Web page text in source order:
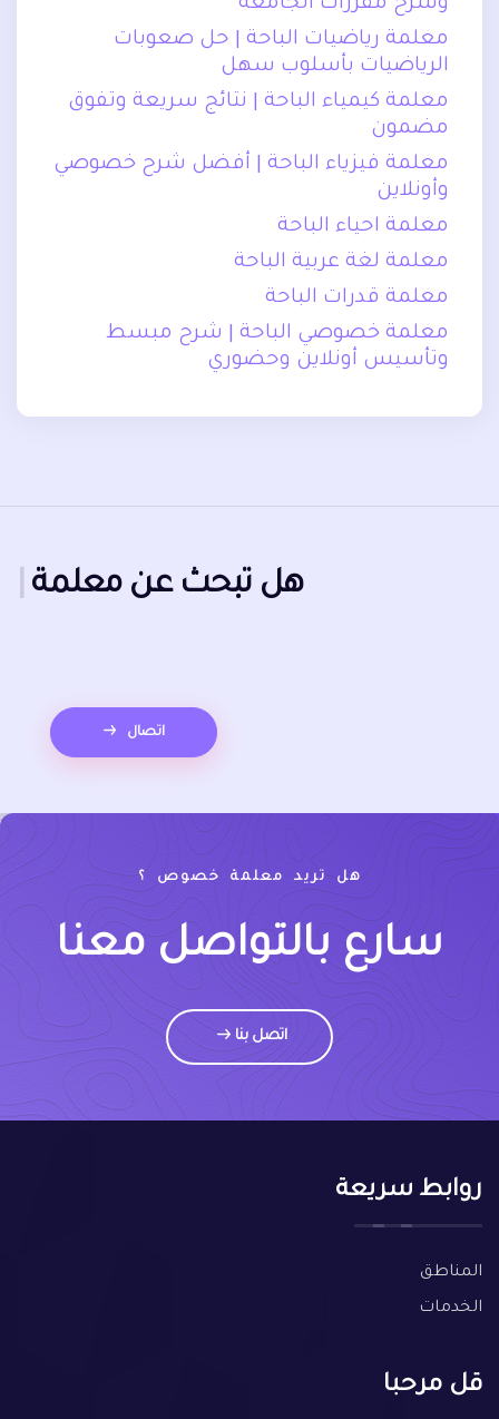
وشرح مقررات الجامعة
معلمة رياضيات الباحة | حل صعوبات
الرياضيات بأسلوب سهل
معلمة كيمياء الباحة | نتائج سريعة وتفوق
مضمون
معلمة فيزياء الباحة | أفضل شرح خصوصي
وأونلاين
معلمة احياء الباحة
معلمة لغة عربية الباحة
معلمة قدرات الباحة
معلمة خصوصي الباحة | شرح مبسط
وتأسيس أونلاين وحضوري
هل تبحث عنمعلمة إعدادي
اتصال
هل تريد معلمة خصوص ؟
سارع بالتواصل معنا
اتصل بنا
روابط سريعة
المناطق
الخدمات
قل مرحبا